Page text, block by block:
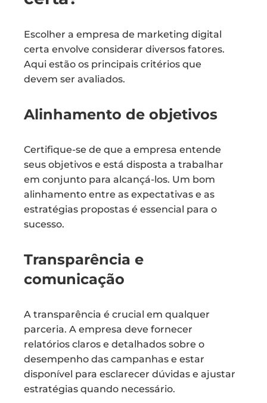
Escolher a empresa de marketing digital
certa envolve considerar diversos fatores.
Aqui estão os principais critérios que
devem ser avaliados.
Alinhamento de objetivos
Certifique-se de que a empresa entende
seus objetivos e está disposta a trabalhar
em conjunto para alcançá-los. Um bom
alinhamento entre as expectativas e as
estratégias propostas é essencial para o
sucesso.
Transparência e
comunicação
A transparência é crucial em qualquer
parceria. A empresa deve fornecer
relatórios claros e detalhados sobre o
desempenho das campanhas e estar
disponível para esclarecer dúvidas e ajustar
estratégias quando necessário.